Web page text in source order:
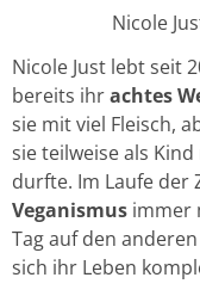
Nicole
Nicole Just lebt seit
bereits ihrachtes
sie mit viel Fleisch,
sie teilweise als
durfte. Im Laufe der
Veganismus immer
Tag auf den
sich ihr Leben